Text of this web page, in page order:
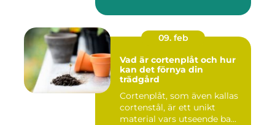
09. feb
Vad är cortenplåt och hur
kan det förnya din
trädgård
Cortenplåt, som även kallas
cortenstål, är ett unikt
material vars utseende ba...